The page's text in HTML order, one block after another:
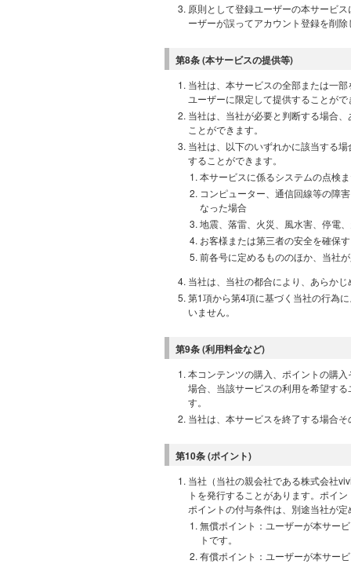
原則として登録ユーザーの本サービ
ーザーが誤ってアカウント登録を削
第8条 (本サービスの提供等)
当社は、本サービスの全部または一
ユーザーに限定して提供することがで
当社は、当社が必要と判断する場合
ことができます。
当社は、以下のいずれかに該当する
することができます。
本サービスに係るシステムの点検
コンピューター、通信回線等の障
なった場合
地震、落雷、火災、風水害、停電
お客様または第三者の安全を確保
前各号に定めるもののほか、当社
当社は、当社の都合により、あらか
第1項から第4項に基づく当社の行為
いません。
第9条 (利用料金など)
本コンテンツの購入、ポイントの購
場合、当該サービスの利用を希望す
す。
当社は、本サービスを終了する場合
第10条 (ポイント)
当社（当社の親会社である株式会社
トを発行することがあります。ポイ
ポイントの付与条件は、別途当社が
無償ポイント：ユーザーが本サー
トです。
有償ポイント：ユーザーが本サー